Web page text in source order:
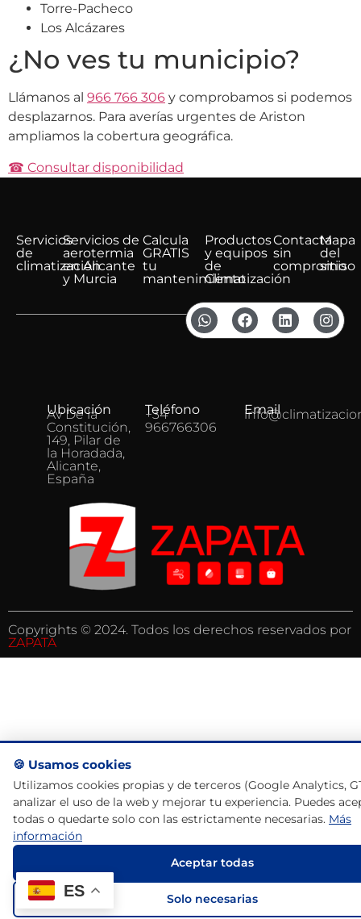
Torre-Pacheco
Los Alcázares
¿No ves tu municipio?
Llámanos al 966 766 306 y comprobamos si podemos
desplazarnos. Para averías urgentes de Ariston
ampliamos la cobertura geográfica.
☎ Consultar disponibilidad
Servicios
de
climatización
Servicios de
aerotermia
en Alicante
y Murcia
Calcula
GRATIS
tu
mantenimiento
Productos
y equipos
de
Climatización
Contacta
sin
compromiso
Mapa
del
sitio
Ubicación
Av De la
Constitución,
149, Pilar de
la Horadada,
Alicante,
España
Teléfono
+34
966766306
Email
Copyrights © 2024. Todos los derechos reservados por
ZAPATA
🍪 Usamos cookies
Utilizamos cookies propias y de terceros (Google Analytics,
analizar el uso de la web y mejorar tu experiencia. Puedes
todas o quedarte solo con las estrictamente necesarias. Más
información
Aceptar todas
Solo necesarias
ES